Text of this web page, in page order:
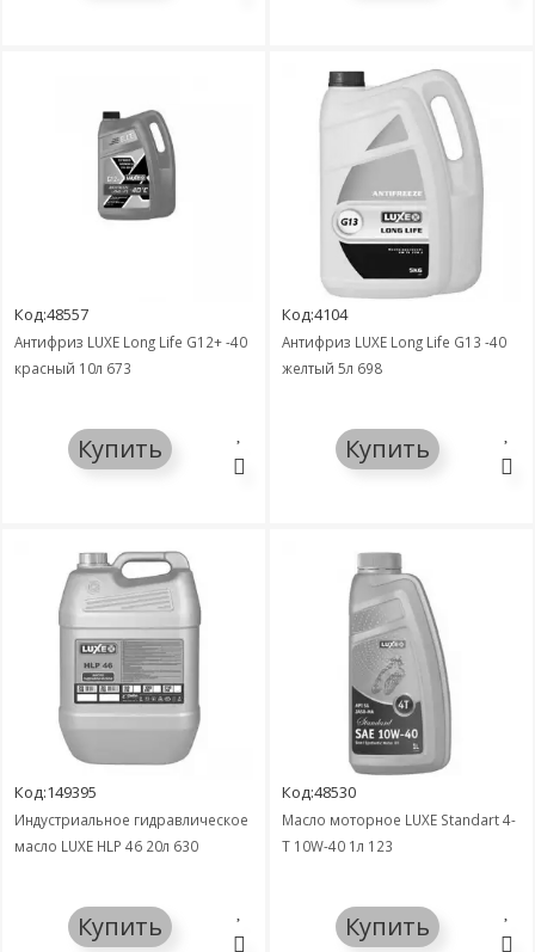
Код:48557
Антифриз LUXE Long Life G12+ -40
красный 10л 673
Купить
Код:4104
Антифриз LUXE Long Life G13 -40
желтый 5л 698
Купить
Код:149395
Индустриальное гидравлическое
масло LUXE HLP 46 20л 630
Купить
Код:48530
Масло моторное LUXE Standart 4-
Т 10W-40 1л 123
Купить